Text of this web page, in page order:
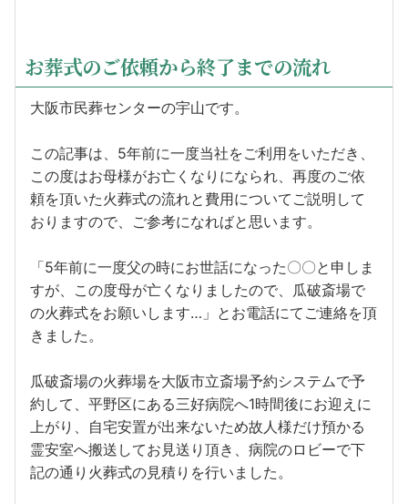
お葬式のご依頼から終了までの流れ
大阪市民葬センターの宇山です。
この記事は、5年前に一度当社をご利用をいただき、
この度はお母様がお亡くなりになられ、再度のご依
頼を頂いた火葬式の流れと費用についてご説明して
おりますので、ご参考になればと思います。
「5年前に一度父の時にお世話になった〇〇と申しま
すが、この度母が亡くなりましたので、瓜破斎場で
の火葬式をお願いします…」とお電話にてご連絡を頂
きました。
瓜破斎場の火葬場を大阪市立斎場予約システムで予
約して、平野区にある三好病院へ1時間後にお迎えに
上がり、自宅安置が出来ないため故人様だけ預かる
霊安室へ搬送してお見送り頂き、病院のロビーで下
記の通り火葬式の見積りを行いました。